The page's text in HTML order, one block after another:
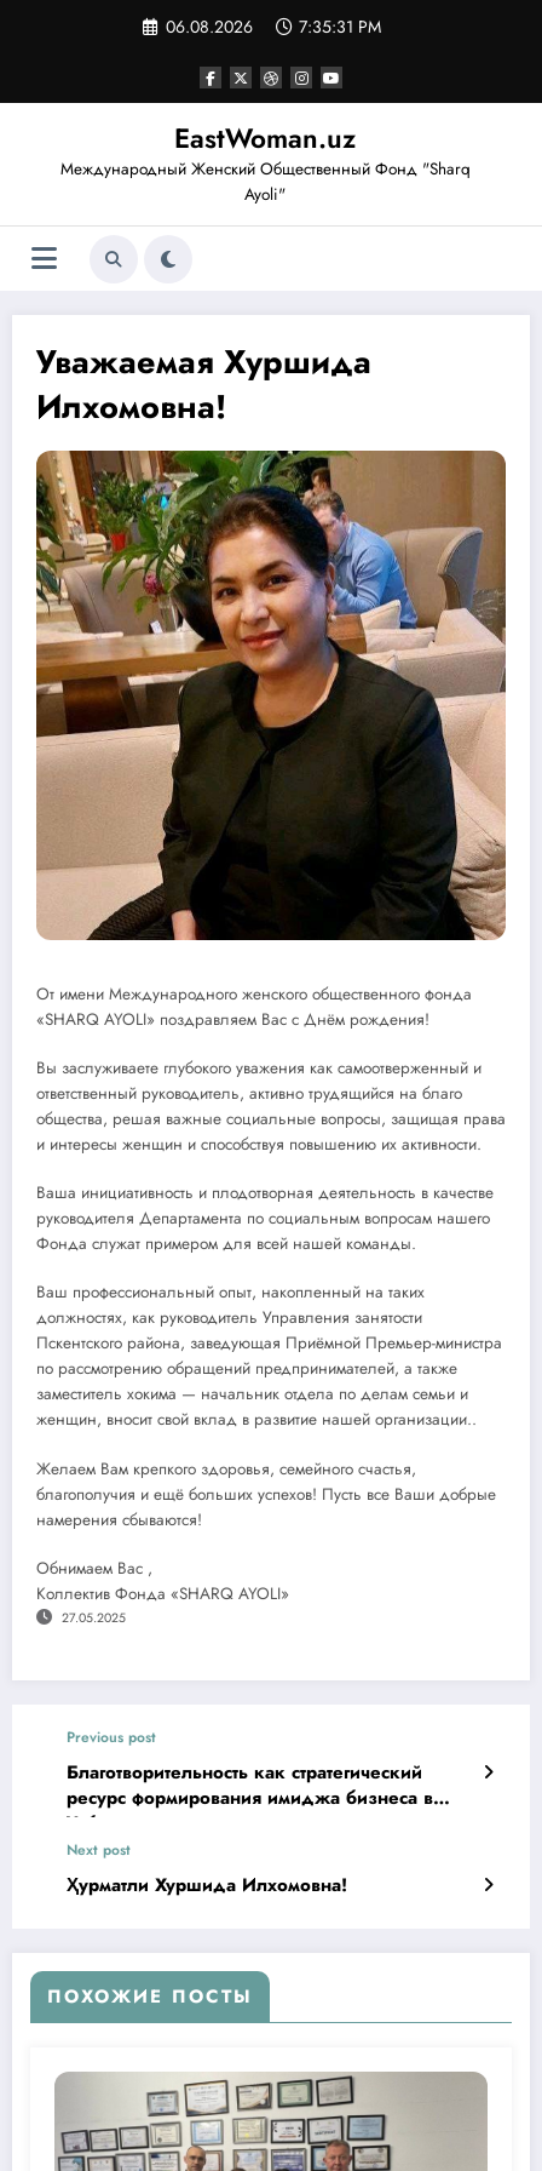
06.08.2026 7:35:32 PM
EastWoman.uz
Международный Женский Общественный Фонд "Sharq
Ayoli"
Уважаемая Хуршида
Илхомовна!
От имени Международного женского общественного фонда
«SHARQ AYOLI» поздравляем Вас с Днём рождения!
Вы заслуживаете глубокого уважения как самоотверженный и
ответственный руководитель, активно трудящийся на благо
общества, решая важные социальные вопросы, защищая права
и интересы женщин и способствуя повышению их активности.
Ваша инициативность и плодотворная деятельность в качестве
руководителя Департамента по социальным вопросам нашего
Фонда служат примером для всей нашей команды.
Ваш профессиональный опыт, накопленный на таких
должностях, как руководитель Управления занятости
Пскентского района, заведующая Приёмной Премьер-министра
по рассмотрению обращений предпринимателей, а также
заместитель хокима — начальник отдела по делам семьи и
женщин, вносит свой вклад в развитие нашей организации..
Желаем Вам крепкого здоровья, семейного счастья,
благополучия и ещё больших успехов! Пусть все Ваши добрые
намерения сбываются!
Обнимаем Вас ,
Коллектив Фонда «SHARQ AYOLI»
27.05.2025
Previous post
Благотворительность как стратегический
ресурс формирования имиджа бизнеса в
Узбекистане
Next post
Ҳурматли Хуршида Илхомовна!
ПОХОЖИЕ ПОСТЫ